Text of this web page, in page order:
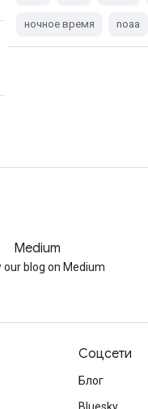
ночное время noaa
Medium
our blog on Medium
Соцсети
Блог